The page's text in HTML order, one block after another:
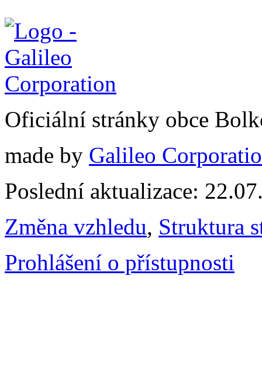
Oficiální stránky obce
made by Galileo
Poslední aktualizace:
Změna vzhledu, Struktura
Prohlášení o přístupnosti